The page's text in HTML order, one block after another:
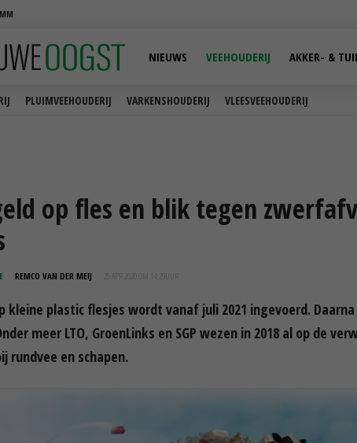
PLUIMVEEHOUDERIJ VARKENSHOUDERIJ VLEESVEEHOUDERIJ
NIEUWS VEEHOUDERIJ AKKER- &
op fles en blik tegen
REMCO VAN DER MEIJ 25 APR 2020 OM 14:29
kleine plastic flesjes wordt vanaf juli 2021 ingevoerd.
meer LTO, GroenLinks en SGP wezen in 2018 al op de
rundvee en schapen.